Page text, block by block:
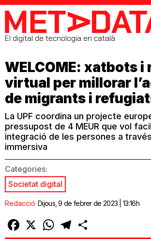
MetaData
El digital de tecnologia en català
WELCOME: xatbots
virtual per millorar
de migrants i
La UPF coordina un projecte
pressupost de 4 MEUR que vol
integració de les persones a
immersiva
Categories:
Societat digital
Redacció Dijous, 9 de febrer de 2023 | 13:16h
Facebook
X WhatsAppTelegram